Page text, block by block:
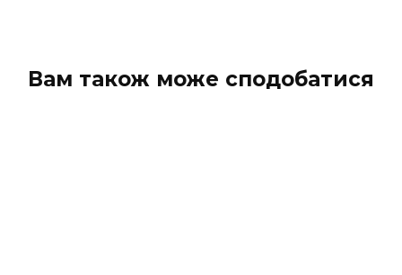
Вам також може сподобатися